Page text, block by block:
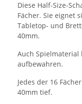
Diese Half-Size-
Fächer. Sie eignet
Tabletop- und
40mm.
Auch
aufbewahren.
Jedes der 16
40mm tief.